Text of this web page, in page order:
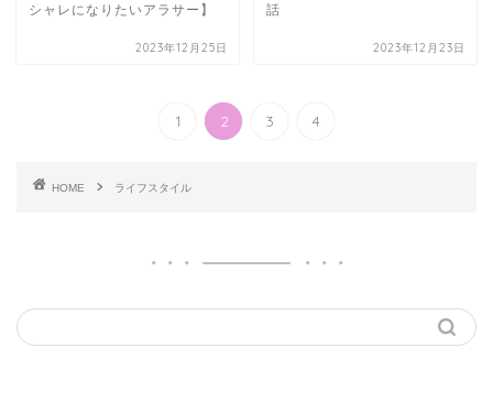
シャレになりたいアラサー】
2023年12月25日
話
2023年12月23日
1 2 3 4
HOME ライフスタイル